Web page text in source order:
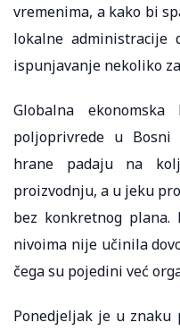
vremenima, a kako bi
lokalne
ispunjavanje nekoliko
Globalna
poljoprivrede u Bosni
hrane padaju na
proizvodnju, a u jeku
bez konkretnog plana.
nivoima nije učinila
čega su pojedini već
Ponedjeljak je u znaku